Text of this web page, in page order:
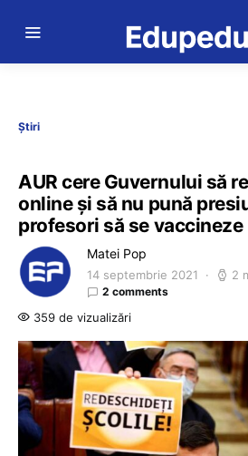
Știri
AUR cere Guvernului să
online şi să nu pună
profesori să se vaccineze
Matei Pop
14 septembrie 2021 2
2 comments
359 de vizualizări